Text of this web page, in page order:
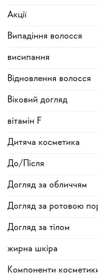
Акції
Випадіння волосся
висипання
Відновлення волосся
Віковий догляд
вітамін F
Дитяча косметика
До/Після
Догляд за обличчям
Догляд за ротовою
Догляд за тілом
жирна шкіра
Компоненти